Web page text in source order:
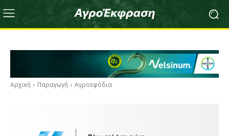
Αρχική Παραγωγή Αγροεφόδια